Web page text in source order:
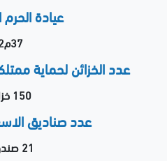
عيادة
37م2
عدد الخزائن لحماية
150 خزانة
عدد صناديق
21 صندوق